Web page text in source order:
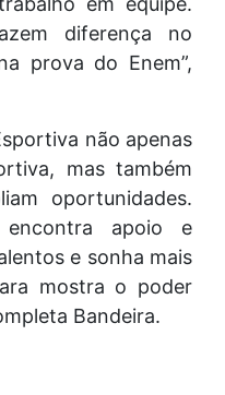
diferença no
prova do Enem”,
não apenas
mas também
oportunidades.
encontra apoio e
e sonha mais
mostra o poder
Bandeira.